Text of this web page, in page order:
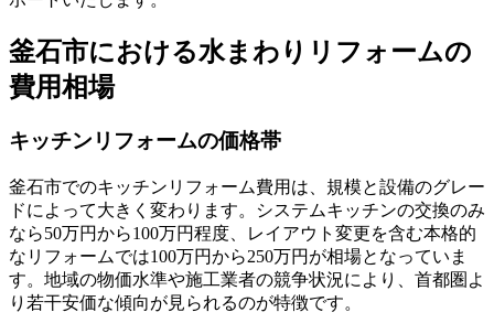
釜石市における水まわりリフォームの
費用相場
キッチンリフォームの価格帯
釜石市でのキッチンリフォーム費用は、規模と設備のグレー
ドによって大きく変わります。システムキッチンの交換のみ
なら50万円から100万円程度、レイアウト変更を含む本格的
なリフォームでは100万円から250万円が相場となっていま
す。地域の物価水準や施工業者の競争状況により、首都圏よ
り若干安価な傾向が見られるのが特徴です。